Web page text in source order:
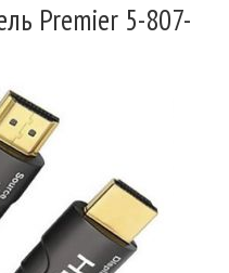
Premier 5-807-